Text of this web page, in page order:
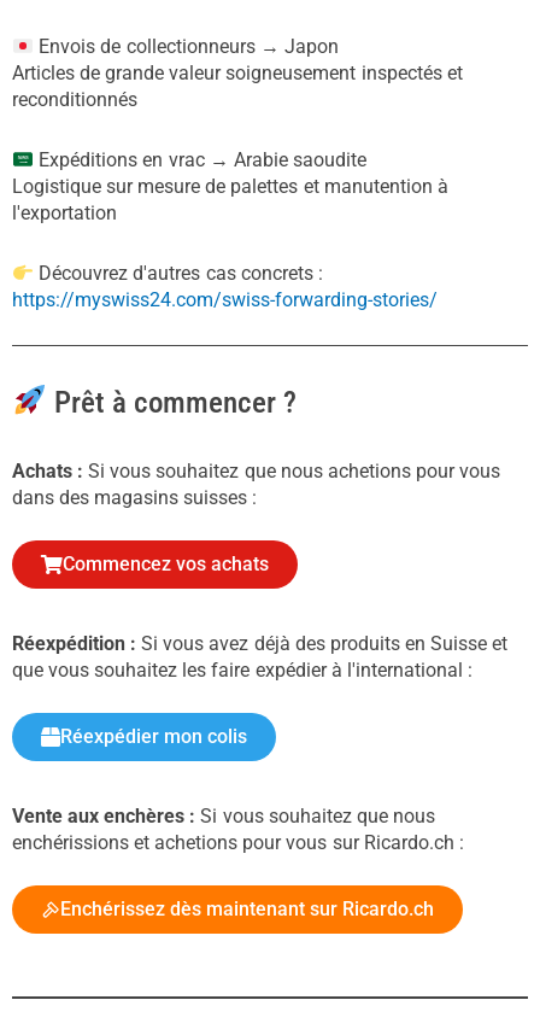
Envois de collectionneurs → Japon
Articles de grande valeur soigneusement inspectés et
reconditionnés
Expéditions en vrac → Arabie saoudite
Logistique sur mesure de palettes et manutention à
l'exportation
Découvrez d'autres cas concrets :
https://myswiss24.com/swiss-forwarding-stories/
Prêt à commencer ?
Achats : Si vous souhaitez que nous achetions pour vous
dans des magasins suisses :
Commencez vos achats
Réexpédition : Si vous avez déjà des produits en Suisse et
que vous souhaitez les faire expédier à l'international :
Réexpédier mon colis
Vente aux enchères : Si vous souhaitez que nous
enchérissions et achetions pour vous sur Ricardo.ch :
Enchérissez dès maintenant sur Ricardo.ch